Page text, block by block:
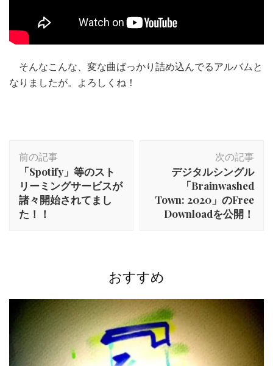
そんなこんな、変な曲ばっかり詰め込んでるアルバムと
なりましたが。よろしくね！
投
稿
ナ
ビ
ゲ
前の記事
「Spotify」等のスト
リーミングサービスが
諸々開始されてまし
た！！
次の記事
デジタルシングル
「Brainwashed
Town: 2020」のFree
Downloadを公開！
おすすめ